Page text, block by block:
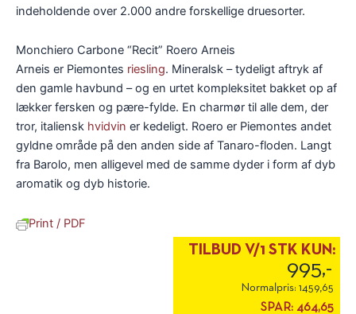
indeholdende over 2.000 andre forskellige druesorter.
Monchiero Carbone “Recit” Roero Arneis
Arneis er Piemontes riesling. Mineralsk – tydeligt aftryk af
den gamle havbund – og en urtet kompleksitet bakket op af
lækker fersken og pære-fylde. En charmør til alle dem, der
tror, italiensk hvidvin er kedeligt. Roero er Piemontes andet
gyldne område på den anden side af Tanaro-floden. Langt
fra Barolo, men alligevel med de samme dyder i form af dyb
aromatik og dyb historie.
Print / PDF
TILBUD V/1 STK KUN:
995,-
Normalpris: 1459,65
SPAR: 464,65